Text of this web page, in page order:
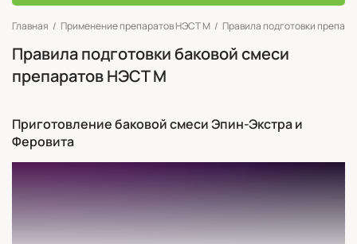
Главная / Применение препаратов НЭСТ М / Правила подготовки
Правила подготовки баковой смеси
препаратов НЭСТ М
Приготовление баковой смеси Эпин-Экстра и
Феровита